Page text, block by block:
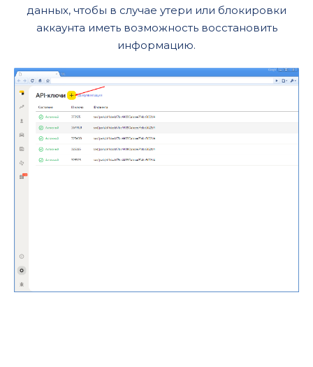
данных, чтобы в случае утери или блокировки
аккаунта иметь возможность восстановить
информацию.